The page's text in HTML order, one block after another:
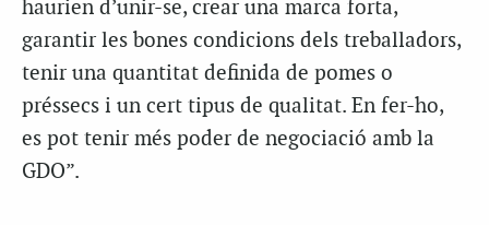
haurien d’unir-se, crear una marca forta,
garantir les bones condicions dels treballadors,
tenir una quantitat definida de pomes o
préssecs i un cert tipus de qualitat. En fer-ho,
es pot tenir més poder de negociació amb la
GDO”.